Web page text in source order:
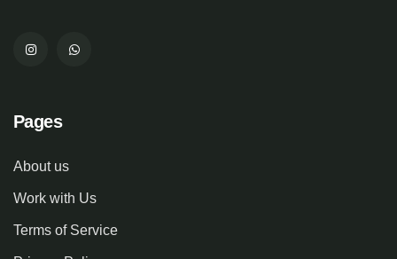
Pages
About us
Work with Us
Terms of Service